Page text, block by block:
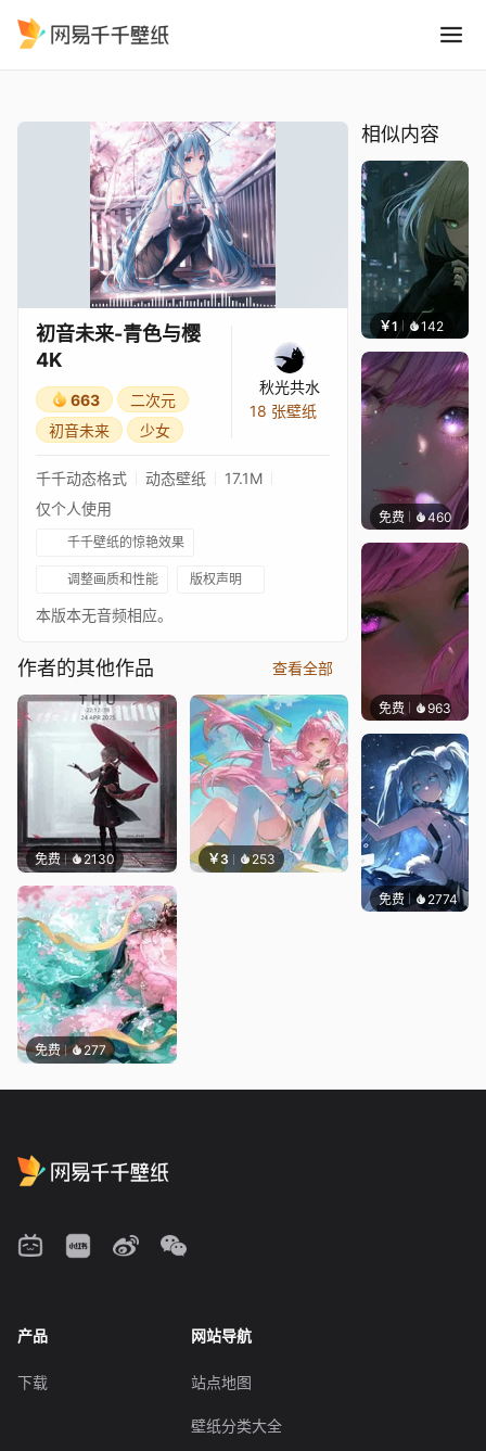
初音未来-青色与樱
4K
663
二次元
初音未来
少女
秋光共水
18 张壁纸
千千动态格式 动态壁纸
17.1M
仅个人使用
千千壁纸的惊艳效果
调整画质和性能 版权声明
本版本无音频相应。
作者的其他作品 查看全部
免费 2130 ￥3 253
免费 277
相似内容
￥1 142
免费 460辰东
免费 963辰东
免费 2774冷鸟
产品
下载
网站导航
站点地图
壁纸分类大全